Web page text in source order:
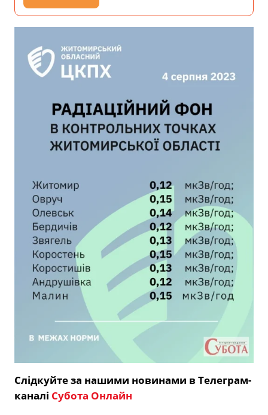
Слідкуйте за нашими новинами в Телеграм-
каналі Субота Онлайн